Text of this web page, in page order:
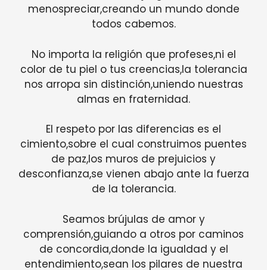
menospreciar,creando un mundo donde
todos cabemos.
No importa la religión que profeses,ni el
color de tu piel o tus creencias,la tolerancia
nos arropa sin distinción,uniendo nuestras
almas en fraternidad.
El respeto por las diferencias es el
cimiento,sobre el cual construimos puentes
de paz,los muros de prejuicios y
desconfianza,se vienen abajo ante la fuerza
de la tolerancia.
Seamos brújulas de amor y
comprensión,guiando a otros por caminos
de concordia,donde la igualdad y el
entendimiento,sean los pilares de nuestra